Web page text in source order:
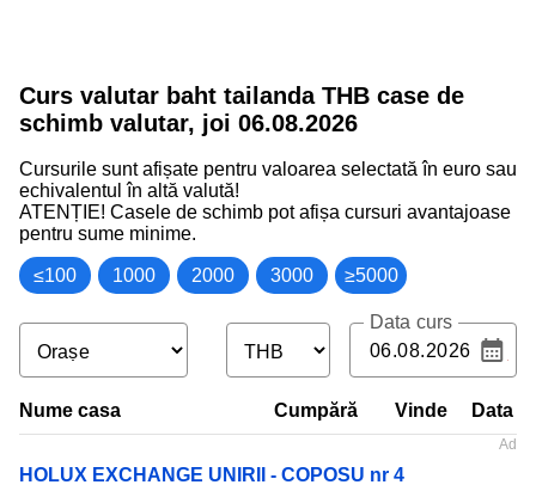
Curs valutar baht tailanda THB case de
schimb valutar, joi 06.08.2026
Cursurile sunt afișate pentru valoarea selectată în euro sau
echivalentul în altă valută!
ATENȚIE! Casele de schimb pot afișa cursuri avantajoase
pentru sume minime.
≤100 1000 2000 3000 ≥5000
Data curs
Nume casa Cumpără Vinde Data
HOLUX EXCHANGE UNIRII - COPOSU nr 4